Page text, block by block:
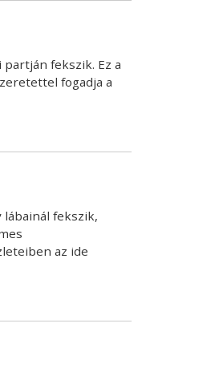
fekszik. Ez a
fogadja a
fekszik,
az ide